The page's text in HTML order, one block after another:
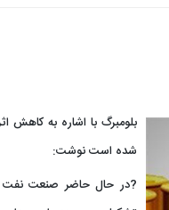
بلومبرگ با اشاره به کاهش
شده است نوشت: